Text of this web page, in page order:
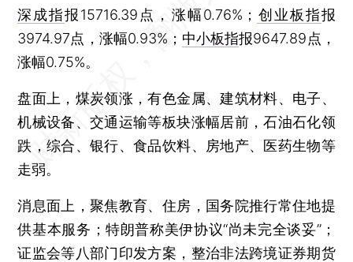
深成指报15716.39点，涨幅0.76%； 创业板指报
3974.97点，涨幅0.93%； 中小板指报9647.89点，
涨幅0.75%。
盘面上，煤炭领涨，有色金属、建筑材料、电子、
机械设备、交通运输等板块涨幅居前，石油石化领
跌，综合、银行、食品饮料、房地产、医药生物等
走弱。
消息面上，聚焦教育、住房，国务院推行常住地提
供基本服务；特朗普称美伊协议“尚未完全谈妥”；
证监会等八部门印发方案，整治非法跨境证券期货